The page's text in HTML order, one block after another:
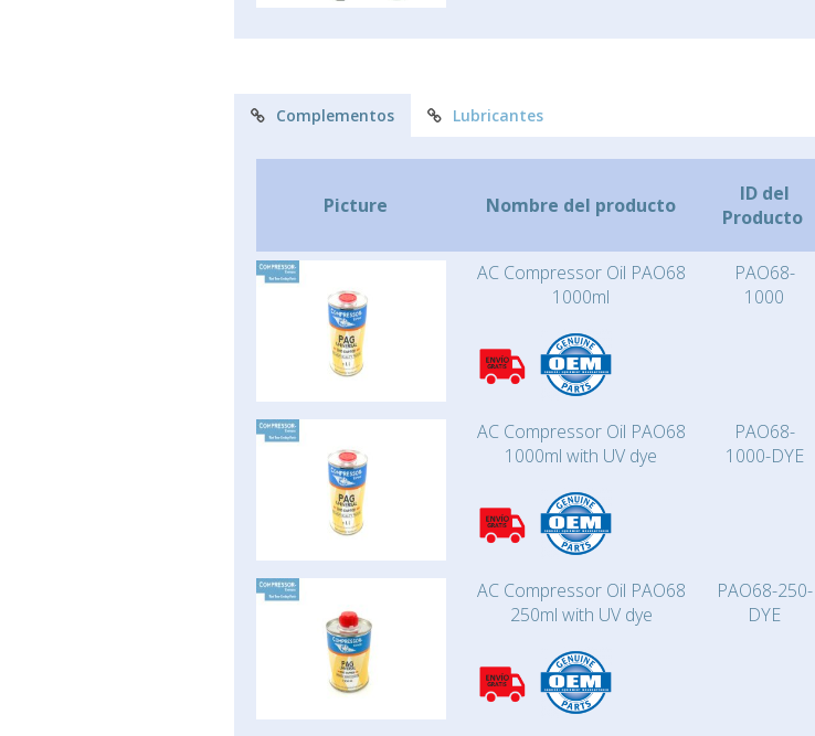
Complementos Lubricantes
Picture Nombre del producto
ID del
Producto
AC Compressor Oil PAO68
1000ml
PAO68-
1000
AC Compressor Oil PAO68
1000ml with UV dye
PAO68-
1000-DYE
AC Compressor Oil PAO68
250ml with UV dye
PAO68-250-
DYE